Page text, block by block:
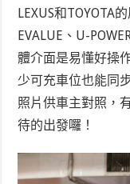
LEXUS和TOYOTA
EVALUE、U-
體介面是易懂好操
少可充車位也能同
照片供車主對照，
待的出發囉！